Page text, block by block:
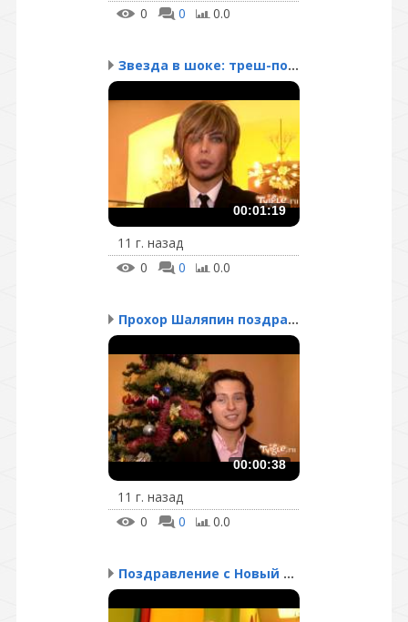
0
0 0.0
Звезда в шоке: треш-поз...
00:01:19
11 г. назад
0
0 0.0
Прохор Шаляпин поздравл...
00:00:38
11 г. назад
0
0 0.0
Поздравление с Новый го...